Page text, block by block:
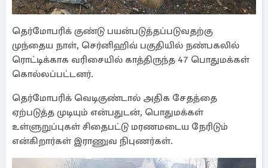
தெர்மோபரிக் குண்டு பயன்படுத்தப்படுவதற்கு
முந்தைய நாள், செர்னிஹிவ் பகுதியில் நண்பகலில்
ரொட்டிக்காக வரிசையில் காத்திருந்த 47 பொதுமக்கள்
கொல்லப்பட்டனர்.
தெர்மோபரிக் வெடிகுண்டால் அதிக சேதத்தை
ஏற்படுத்த முடியும் என்பதுடன், பொதுமக்கள்
உள்ளுறுப்புகள் சிதைபட்டு மரணமடைய நேரிடும்
என்கிறார்கள் இராணுவ நிபுணர்கள்.